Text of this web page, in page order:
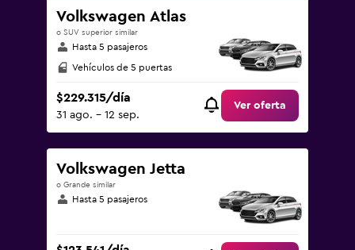
Volkswagen Atlas
o SUV superior similar
Hasta 5 pasajeros
Vehículos de 5 puertas
$229.315/día
31 ago. - 12 sep.
Ver oferta
Volkswagen Jetta
o Grande similar
Hasta 5 pasajeros